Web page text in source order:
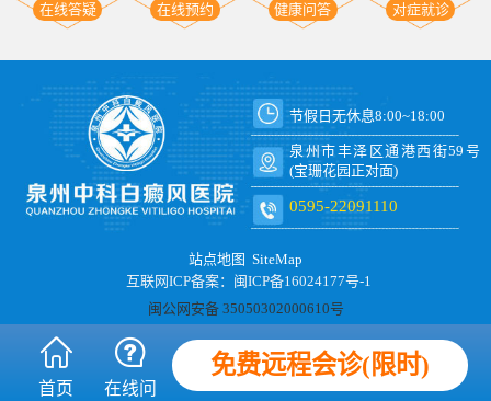
在线答疑 在线预约 健康问答 对症就诊
节假日无休息8:00~18:00
泉州市丰泽区通港西街59号
(宝珊花园正对面)
0595-22091110
站点地图 SiteMap
互联网ICP备案：闽ICP备16024177号-1
闽公网安备 35050302000610号
首页 在线问
免费远程会诊(限时)